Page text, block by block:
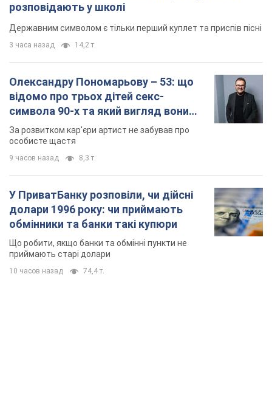
розповідають у школі
Державним символом є тільки перший куплет та приспів пісні
3 часа назад 14,2 т.
Олександру Пономарьову – 53: що
відомо про трьох дітей секс-
символа 90-х та який вигляд вони
мають
За розвитком кар'єри артист не забував про
особисте щастя
9 часов назад 8,3 т.
У ПриватБанку розповіли, чи дійсні
долари 1996 року: чи приймають
обмінники та банки такі купюри
Що робити, якщо банки та обмінні пункти не
приймають старі долари
10 часов назад 74,4 т.